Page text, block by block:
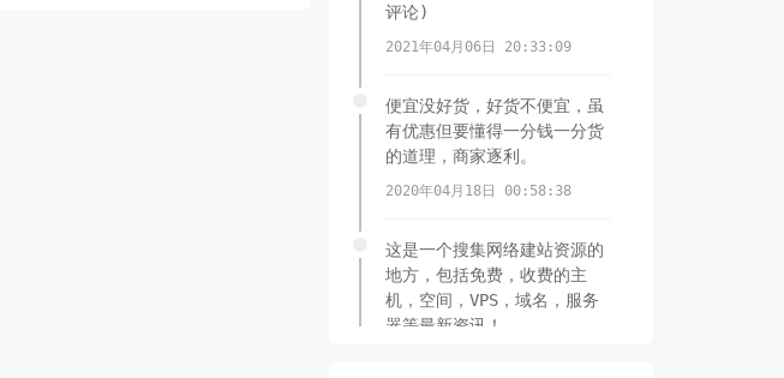
评论)
2021年04月06日 20:33:09
便宜没好货，好货不便宜，虽
有优惠但要懂得一分钱一分货
的道理，商家逐利。
2020年04月18日 00:58:38
这是一个搜集网络建站资源的
地方，包括免费，收费的主
机，空间，VPS，域名，服务
器等最新资讯！